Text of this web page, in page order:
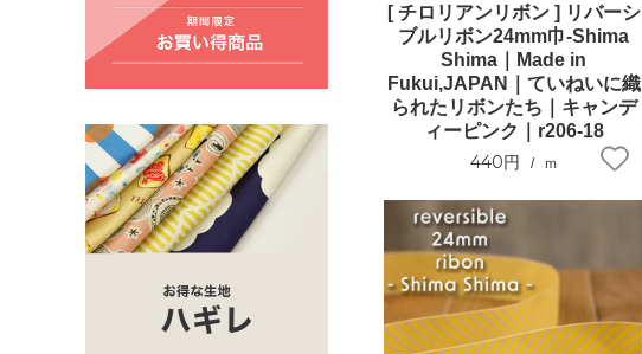
[ チロリアンリボン ] リバーシ
ブルリボン24mm巾-Shima
Shima｜Made in
Fukui,JAPAN｜ていねいに織
られたリボンたち｜キャンデ
ィーピンク｜r206-18
440円 ｍ